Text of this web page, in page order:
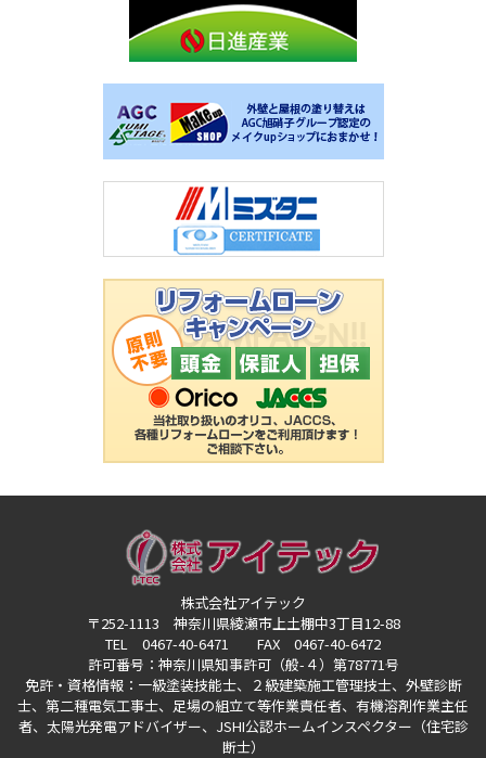
株式会社アイテック
〒252-1113 神奈川県綾瀬市上土棚中3丁目12-88
TEL 0467-40-6471 FAX 0467-40-6472
許可番号：神奈川県知事許可（般-４）第78771号
免許・資格情報：一級塗装技能士、２級建築施工管理技士、外壁診断
士、第二種電気工事士、 足場の組立て等作業責任者、有機溶剤作業主任
者、太陽光発電アドバイザー、 JSHI公認ホームインスペクター（住宅診
断士）